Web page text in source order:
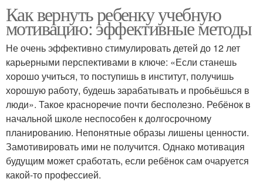
Как вернуть ребенку учебную
мотивацию: эффективные методы
Не очень эффективно стимулировать детей до 12 лет
карьерными перспективами в ключе: «Если станешь
хорошо учиться, то поступишь в институт, получишь
хорошую работу, будешь зарабатывать и пробьёшься в
люди». Такое красноречие почти бесполезно. Ребёнок в
начальной школе неспособен к долгосрочному
планированию. Непонятные образы лишены ценности.
Замотивировать ими не получится. Однако мотивация
будущим может сработать, если ребёнок сам очаруется
какой-то профессией.